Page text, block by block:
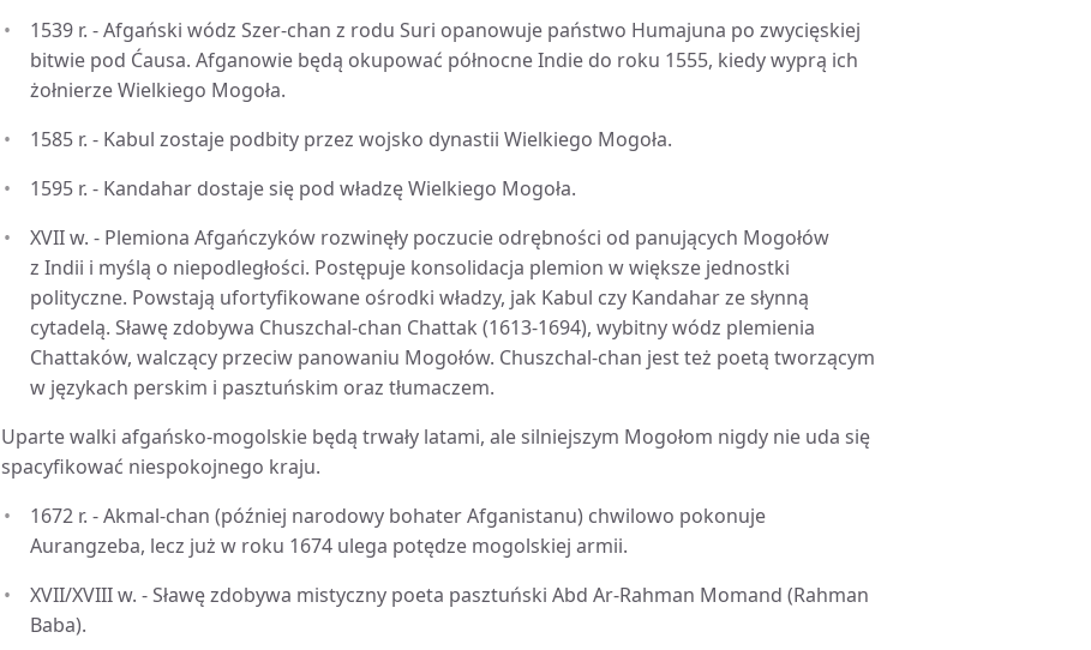
1539 r. - Afgański wódz Szer-chan z rodu Suri opanowuje państwo Humajuna po zwycięskiej
bitwie pod Ćausa. Afganowie będą okupować północne Indie do roku 1555, kiedy wyprą ich
żołnierze Wielkiego Mogoła.
1585 r. - Kabul zostaje podbity przez wojsko dynastii Wielkiego Mogoła.
1595 r. - Kandahar dostaje się pod władzę Wielkiego Mogoła.
XVII w. - Plemiona Afgańczyków rozwinęły poczucie odrębności od panujących Mogołów
z Indii i myślą o niepodległości. Postępuje konsolidacja plemion w większe jednostki
polityczne. Powstają ufortyfikowane ośrodki władzy, jak Kabul czy Kandahar ze słynną
cytadelą. Sławę zdobywa Chuszchal-chan Chattak (1613-1694), wybitny wódz plemienia
Chattaków, walczący przeciw panowaniu Mogołów. Chuszchal-chan jest też poetą tworzącym
w językach perskim i pasztuńskim oraz tłumaczem.
Uparte walki afgańsko-mogolskie będą trwały latami, ale silniejszym Mogołom nigdy nie uda się
spacyfikować niespokojnego kraju.
1672 r. - Akmal-chan (później narodowy bohater Afganistanu) chwilowo pokonuje
Aurangzeba, lecz już w roku 1674 ulega potędze mogolskiej armii.
XVII/XVIII w. - Sławę zdobywa mistyczny poeta pasztuński Abd Ar-Rahman Momand (Rahman
Baba).